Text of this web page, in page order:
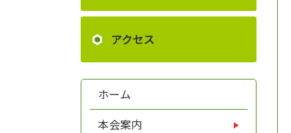
アクセス
ホーム
本会案内